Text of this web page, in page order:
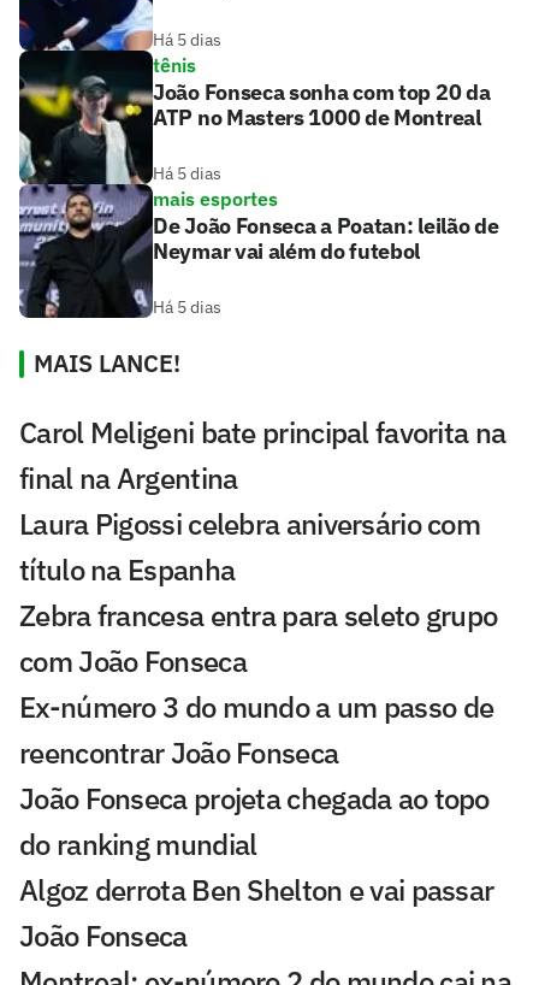
Há 5 dias
tênis
João Fonseca sonha com top 20 da
ATP no Masters 1000 de Montreal
Há 5 dias
mais esportes
De João Fonseca a Poatan: leilão de
Neymar vai além do futebol
Há 5 dias
MAIS LANCE!
Carol Meligeni bate principal favorita na
final na Argentina
Laura Pigossi celebra aniversário com
título na Espanha
Zebra francesa entra para seleto grupo
com João Fonseca
Ex-número 3 do mundo a um passo de
reencontrar João Fonseca
João Fonseca projeta chegada ao topo
do ranking mundial
Algoz derrota Ben Shelton e vai passar
João Fonseca